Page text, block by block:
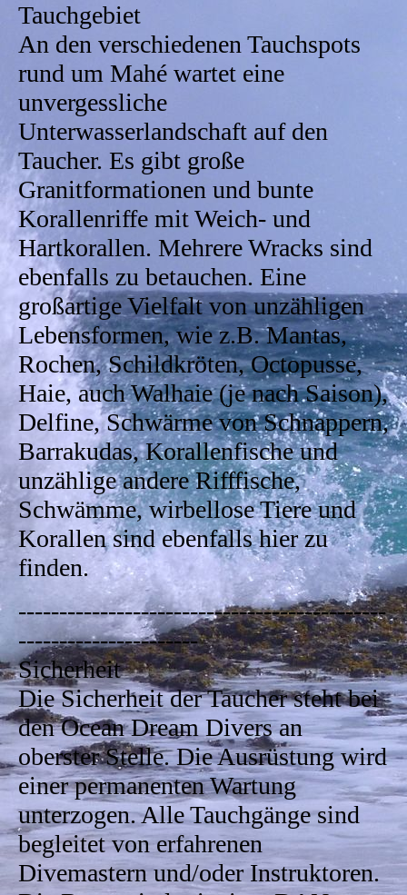
Tauchgebiet
An den verschiedenen Tauchspots
rund um Mahé wartet eine
unvergessliche
Unterwasserlandschaft auf den
Taucher. Es gibt große
Granitformationen und bunte
Korallenriffe mit Weich- und
Hartkorallen. Mehrere Wracks sind
ebenfalls zu betauchen. Eine
großartige Vielfalt von unzähligen
Lebensformen, wie z.B. Mantas,
Rochen, Schildkröten, Octopusse,
Haie, auch Walhaie (je nach Saison),
Delfine, Schwärme von Schnappern,
Barrakudas, Korallenfische und
unzählige andere Rifffische,
Schwämme, wirbellose Tiere und
Korallen sind ebenfalls hier zu
finden.
---------------------------------------------
----------------------
Sicherheit
Die Sicherheit der Taucher steht bei
den Ocean Dream Divers an
oberster Stelle. Die Ausrüstung wird
einer permanenten Wartung
unterzogen. Alle Tauchgänge sind
begleitet von erfahrenen
Divemastern und/oder Instruktoren.